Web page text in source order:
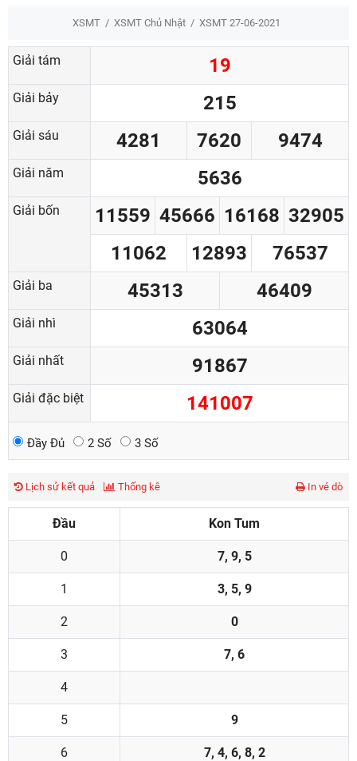
XSMT XSMT Chủ Nhật XSMT 27-06-2021
Giải tám 19
Giải bảy 215
Giải sáu 4281 7620 9474
Giải năm 5636
Giải bốn 11559 45666 16168 32905
11062
12893 76537
Giải ba 45313 46409
Giải nhì 63064
Giải nhất 91867
Giải đặc biệt 141007
Đầy Đủ 2 Số 3 Số
Lịch sử kết quả Thống kê In vé dò
Đầu Kon Tum
0 7, 9, 5
1 3, 5, 9
2 0
3 7, 6
4
5 9
6 7, 4, 6, 8, 2